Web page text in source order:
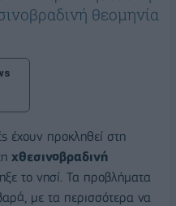
θεομηνία
έχουν προκληθεί στη
χθεσινοβραδινή
το νησί. Τα προβλήματα
με τα περισσότερα να